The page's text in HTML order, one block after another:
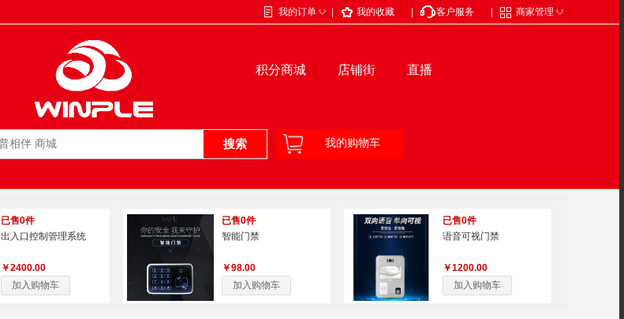
我的订单 ◇ 我的收藏 客户服务 商家管理 ◇
积分商城 店铺街 直播
搜索 我的购物车
已售0件
出入口控制管理系统
￥2400.00
加入购物车
已售0件
智能门禁
￥98.00
加入购物车
已售0件
语音可视门禁
￥1200.00
加入购物车